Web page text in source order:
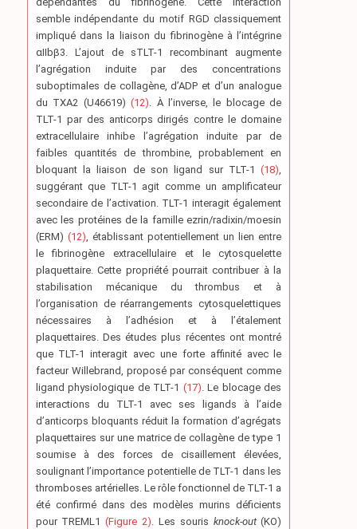
semble indépendante du motif RGD classiquement
impliqué dans la liaison du fibrinogène à l’intégrine
αIIbβ3. L’ajout de sTLT-1 recombinant augmente
l’agrégation induite par des concentrations
suboptimales de collagène, d’ADP et d’un analogue
du TXA2 (U46619)(12) . À l’inverse, le blocage de
TLT-1 par des anticorps dirigés contre le domaine
extracellulaire inhibe l’agrégation induite par de
faibles quantités de thrombine, probablement en
bloquant la liaison de son ligand sur TLT-1(18)
suggérant que TLT-1 agit comme un amplificateur
secondaire de l’activation. TLT-1 interagit également
avec les protéines de la famille ezrin/radixin/moesin
(ERM) (12) , établissant potentiellement un lien entre
le fibrinogène extracellulaire et le cytosquelette
plaquettaire. Cette propriété pourrait contribuer à la
stabilisation mécanique du thrombus et à
l’organisation de réarrangements cytosquelettiques
nécessaires à l’adhésion et à l’étalement
plaquettaires. Des études plus récentes ont montré
que TLT-1 interagit avec une forte affinité avec le
facteur Willebrand, proposé par conséquent comme
ligand physiologique de TLT-1 (17) . Le blocage des
interactions du TLT-1 avec ses ligands à l’aide
d’anticorps bloquants réduit la formation d’agrégats
plaquettaires sur une matrice de collagène de type 1
soumise à des forces de cisaillement élevées,
soulignant l’importance potentielle de TLT-1 dans les
thromboses artérielles. Le rôle fonctionnel de TLT-1 a
été confirmé dans des modèles murins déficients
pour TREML1(Figure 2) . Les souris knock-out(KO)